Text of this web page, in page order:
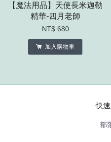
【魔法用品】天使長米迦勒
精華-四月老師
NT$ 680
加入購物車
快
部